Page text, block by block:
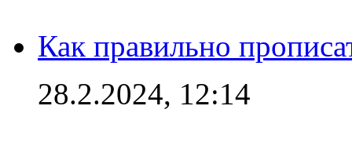
Как правильно
28.2.2024, 12:14